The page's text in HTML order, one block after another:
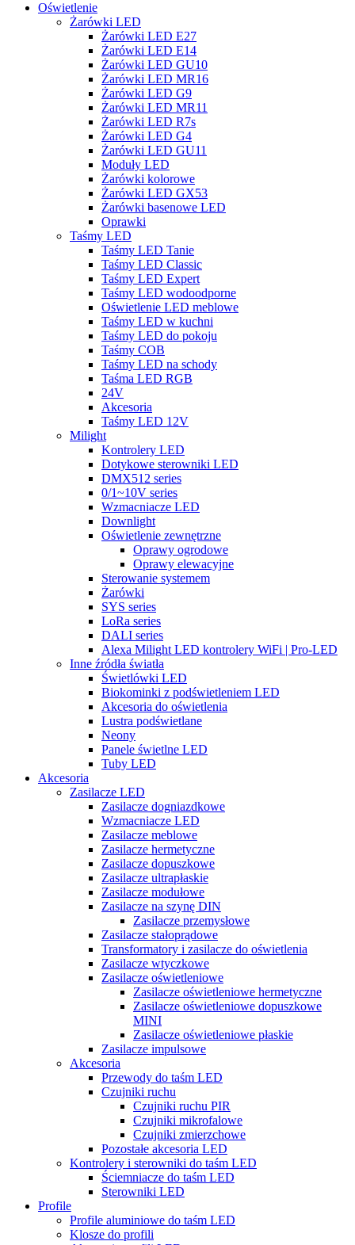
Oświetlenie
Żarówki LED
Żarówki LED E27
Żarówki LED E14
Żarówki LED GU10
Żarówki LED MR16
Żarówki LED G9
Żarówki LED MR11
Żarówki LED R7s
Żarówki LED G4
Żarówki LED GU11
Moduły LED
Żarówki kolorowe
Żarówki LED GX53
Żarówki basenowe LED
Oprawki
Taśmy LED
Taśmy LED Tanie
Taśmy LED Classic
Taśmy LED Expert
Taśmy LED wodoodporne
Oświetlenie LED meblowe
Taśmy LED w kuchni
Taśmy LED do pokoju
Taśmy COB
Taśmy LED na schody
Taśma LED RGB
24V
Akcesoria
Taśmy LED 12V
Milight
Kontrolery LED
Dotykowe sterowniki LED
DMX512 series
0/1~10V series
Wzmacniacze LED
Downlight
Oświetlenie zewnętrzne
Oprawy ogrodowe
Oprawy elewacyjne
Sterowanie systemem
Żarówki
SYS series
LoRa series
DALI series
Alexa Milight LED kontrolery WiFi | Pro-LED
Inne źródła światła
Świetlówki LED
Biokominki z podświetleniem LED
Akcesoria do oświetlenia
Lustra podświetlane
Neony
Panele świetlne LED
Tuby LED
Akcesoria
Zasilacze LED
Zasilacze dogniazdkowe
Wzmacniacze LED
Zasilacze meblowe
Zasilacze hermetyczne
Zasilacze dopuszkowe
Zasilacze ultrapłaskie
Zasilacze modułowe
Zasilacze na szynę DIN
Zasilacze przemysłowe
Zasilacze stałoprądowe
Transformatory i zasilacze do oświetlenia
Zasilacze wtyczkowe
Zasilacze oświetleniowe
Zasilacze oświetleniowe hermetyczne
Zasilacze oświetleniowe dopuszkowe
MINI
Zasilacze oświetleniowe płaskie
Zasilacze impulsowe
Akcesoria
Przewody do taśm LED
Czujniki ruchu
Czujniki ruchu PIR
Czujniki mikrofalowe
Czujniki zmierzchowe
Pozostałe akcesoria LED
Kontrolery i sterowniki do taśm LED
Ściemniacze do taśm LED
Sterowniki LED
Profile
Profile aluminiowe do taśm LED
Klosze do profili